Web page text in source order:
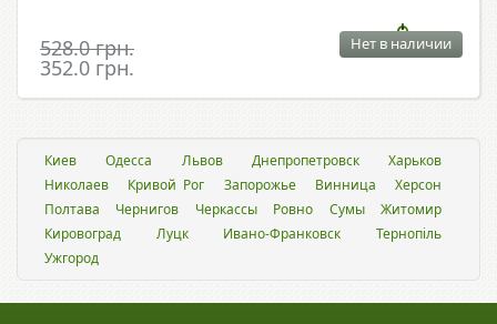
528.0 грн.
352.0 грн.
Нет в наличии
Киев Одесса Львов Днепропетровск
Харьков
Николаев
Кривой Рог Запорожье Винница
Херсон
Полтава
Чернигов Черкассы Ровно Сумы
Житомир
Кировоград
Луцк Ивано-Франковск
Тернопіль
Ужгород